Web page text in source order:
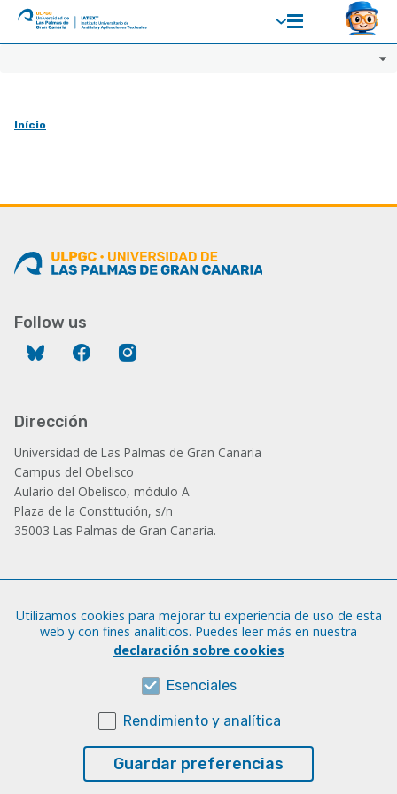
ULPGC
de
Início
Follow us
Bluesky Facebook
Dirección
Universidad de Las Palmas de Gran Canaria
Campus del Obelisco
Aulario del Obelisco, módulo A
Plaza de la Constitución, s/n
35003 Las Palmas de Gran Canaria.
Tfno.: +34 928 452 771 / 452 787
Fax: +34 928 451 701
Sobre esta web
Utilizamos cookies para mejorar tu experiencia de uso de esta
web y con fines analíticos. Puedes leer más en nuestra
declaración sobre cookies
Esenciales
Rendimiento y analítica
Guardar preferencias